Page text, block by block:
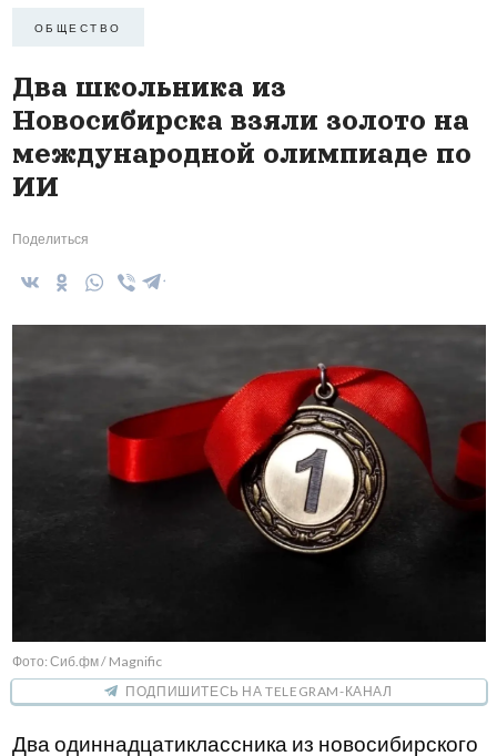
ОБЩЕСТВО
Два школьника из
Новосибирска взяли золото на
международной олимпиаде по
ИИ
Поделиться
Фото: Сиб.фм / Magnific
ПОДПИШИТЕСЬ НА TELEGRAM-КАНАЛ
Два одиннадцатиклассника из новосибирского